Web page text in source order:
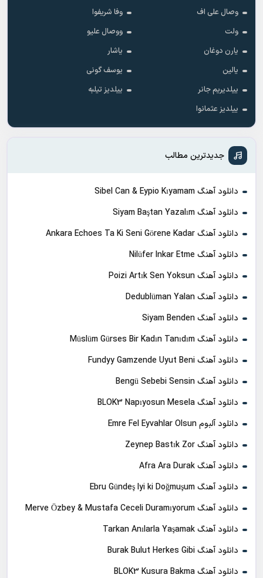
وصال علی اف
وفا شریفوا
ولت
ووصال علیو
یارن دوغان
یاشار
یالین
یوسف گونی
ییلدیریم جانر
ییلدیز تیلبه
ییلدیز عثمانوا
جدیدترین مطالب
دانلود آهنگ Sibel Can & Eypio Kıyamam
دانلود آهنگ Siyam Baştan Yazalım
دانلود آهنگ Ankara Echoes Ta Ki Seni Görene Kadar
دانلود آهنگ Nilüfer Inkar Etme
دانلود آهنگ Poizi Artık Sen Yoksun
دانلود آهنگ Dedublüman Yalan
دانلود آهنگ Siyam Benden
دانلود آهنگ Müslüm Gürses Bir Kadın Tanıdım
دانلود آهنگ Fundyy Gamzende Uyut Beni
دانلود آهنگ Bengü Sebebi Sensin
دانلود آهنگ BLOK3 Napıyosun Mesela
دانلود آلبوم Emre Fel Eyvahlar Olsun
دانلود آهنگ Zeynep Bastık Zor
دانلود آهنگ Afra Ara Durak
دانلود آهنگ Ebru Gündeş Iyi ki Doğmuşum
دانلود آهنگ Merve Özbey & Mustafa Ceceli Duramıyorum
دانلود آهنگ Tarkan Anılarla Yaşamak
دانلود آهنگ Burak Bulut Herkes Gibi
دانلود آهنگ BLOK3 Kusura Bakma